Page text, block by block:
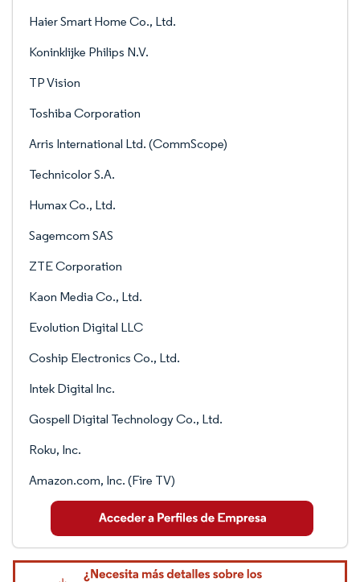
Haier Smart Home Co., Ltd.
Koninklijke Philips N.V.
TP Vision
Toshiba Corporation
Arris International Ltd. (CommScope)
Technicolor S.A.
Humax Co., Ltd.
Sagemcom SAS
ZTE Corporation
Kaon Media Co., Ltd.
Evolution Digital LLC
Coship Electronics Co., Ltd.
Intek Digital Inc.
Gospell Digital Technology Co., Ltd.
Roku, Inc.
Amazon.com, Inc. (Fire TV)